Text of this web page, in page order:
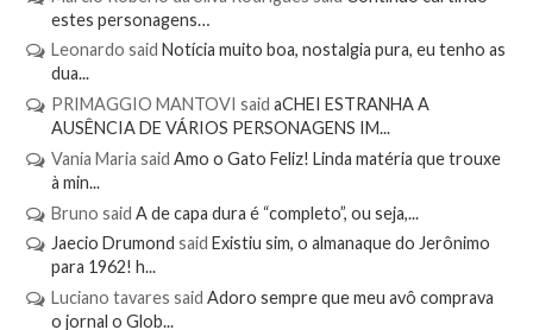
estes personagens…
Leonardo said Notícia muito boa, nostalgia pura, eu tenho as
dua...
PRIMAGGIO MANTOVI said aCHEI ESTRANHA A
AUSÊNCIA DE VÁRIOS PERSONAGENS IM...
Vania Maria said Amo o Gato Feliz! Linda matéria que trouxe
à min...
Bruno said A de capa dura é “completo”, ou seja,...
Jaecio Drumond said Existiu sim, o almanaque do Jerônimo
para 1962! h...
Luciano tavares said Adoro sempre que meu avô comprava
o jornal o Glob...